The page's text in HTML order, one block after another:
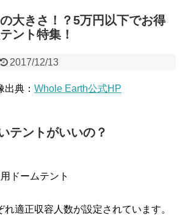
大きさ！？5万円以下でお得
ント特集！
2017/12/13
典： Whole Earth公式HP
テントがいいの？
れ適正収容人数が設定されています。